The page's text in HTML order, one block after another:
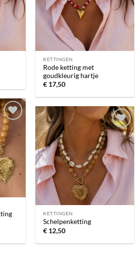
KETTINGEN
Rode ketting met
goudkleurig hartje
€ 17,50
Toevoegen
aan
verlanglijst
KETTINGEN
Schelpenketting
€ 12,50